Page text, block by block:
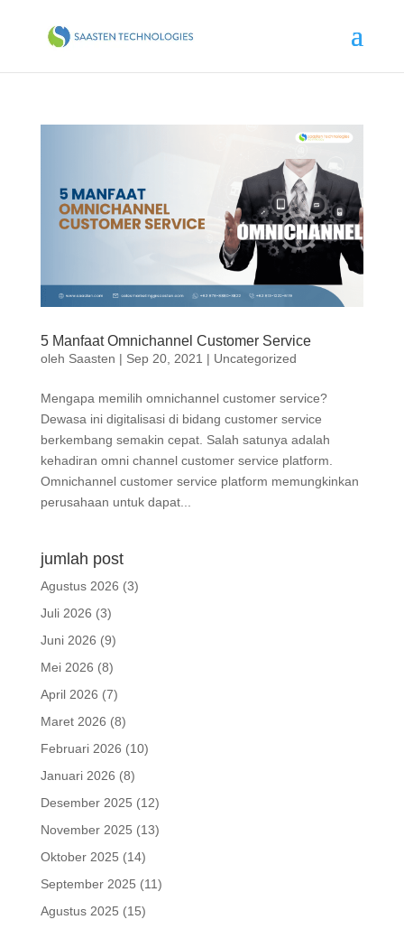
5 Manfaat Omnichannel Customer Service
oleh Saasten | Sep 20, 2021 | Uncategorized
Mengapa memilih omnichannel customer service?
Dewasa ini digitalisasi di bidang customer service
berkembang semakin cepat. Salah satunya adalah
kehadiran omni channel customer service platform.
Omnichannel customer service platform memungkinkan
perusahaan untuk dapat...
jumlah post
Agustus 2026 (3)
Juli 2026 (3)
Juni 2026 (9)
Mei 2026 (8)
April 2026 (7)
Maret 2026 (8)
Februari 2026 (10)
Januari 2026 (8)
Desember 2025 (12)
November 2025 (13)
Oktober 2025 (14)
September 2025 (11)
Agustus 2025 (15)